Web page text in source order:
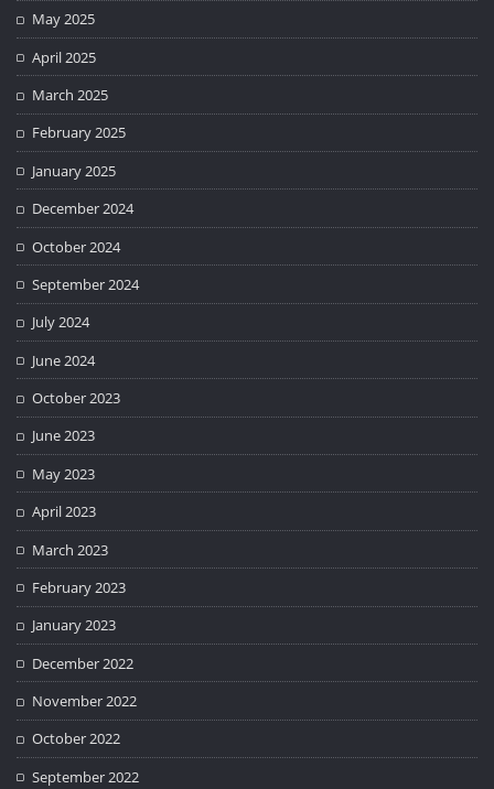
May 2025
April 2025
March 2025
February 2025
January 2025
December 2024
October 2024
September 2024
July 2024
June 2024
October 2023
June 2023
May 2023
April 2023
March 2023
February 2023
January 2023
December 2022
November 2022
October 2022
September 2022